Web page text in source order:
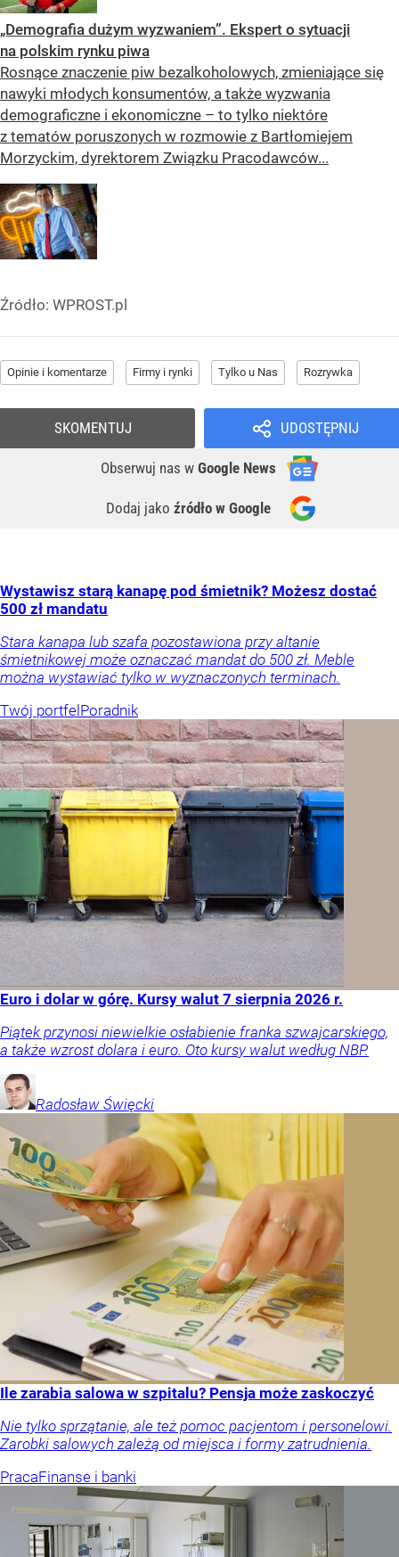
„Demografia dużym wyzwaniem”. Ekspert o sytuacji
na polskim rynku piwa
Rosnące znaczenie piw bezalkoholowych, zmieniające się
nawyki młodych konsumentów, a także wyzwania
demograficzne i ekonomiczne – to tylko niektóre
z tematów poruszonych w rozmowie z Bartłomiejem
Morzyckim, dyrektorem Związku Pracodawców...
Źródło: WPROST.pl
Opinie i komentarze Firmy i rynki Tylko u Nas Rozrywka
UDOSTĘPNIJ
Obserwuj nas w Google News
Dodaj jako źródło w Google
SKOMENTUJ
Wystawisz starą kanapę pod śmietnik? Możesz dostać
500 zł mandatu
Stara kanapa lub szafa pozostawiona przy altanie
śmietnikowej może oznaczać mandat do 500 zł. Meble
można wystawiać tylko w wyznaczonych terminach.
Twój portfel Poradnik
Euro i dolar w górę. Kursy walut 7 sierpnia 2026 r.
Piątek przynosi niewielkie osłabienie franka szwajcarskiego,
a także wzrost dolara i euro. Oto kursy walut według NBP.
Radosław Święcki
Ile zarabia salowa w szpitalu? Pensja może zaskoczyć
Nie tylko sprzątanie, ale też pomoc pacjentom i personelowi.
Zarobki salowych zależą od miejsca i formy zatrudnienia.
PracaFinanse i banki